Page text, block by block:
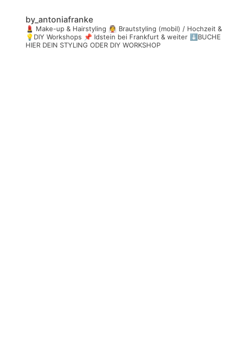
by_antoniafranke
💄 Make-up & Hairstyling 👰 Brautstyling (mobil) / Hochzeit &
💡DIY Workshops 📌 Idstein bei Frankfurt & weiter ⬇️BUCHE
HIER DEIN STYLING ODER DIY WORKSHOP